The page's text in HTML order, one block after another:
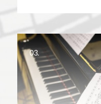
03.